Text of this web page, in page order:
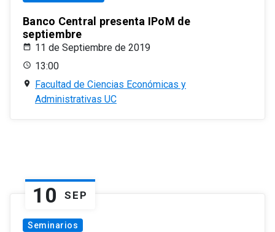
Banco Central presenta IPoM de
septiembre
11 de Septiembre de 2019
13:00
Facultad de Ciencias Económicas y
Administrativas UC
10 SEP
Seminarios